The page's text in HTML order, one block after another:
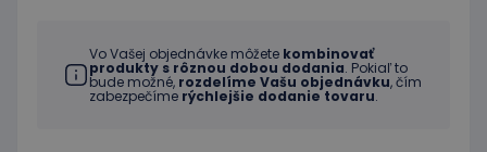
Vo Vašej objednávke môžete kombinovať
produkty s rôznou dobou dodania. Pokiaľ to
bude možné, rozdelíme Vašu objednávku, čím
zabezpečíme rýchlejšie dodanie tovaru.